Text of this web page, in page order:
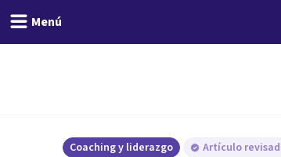
Menú
Coaching y liderazgo Artículo